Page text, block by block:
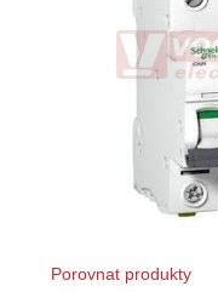
Porovnat produkty